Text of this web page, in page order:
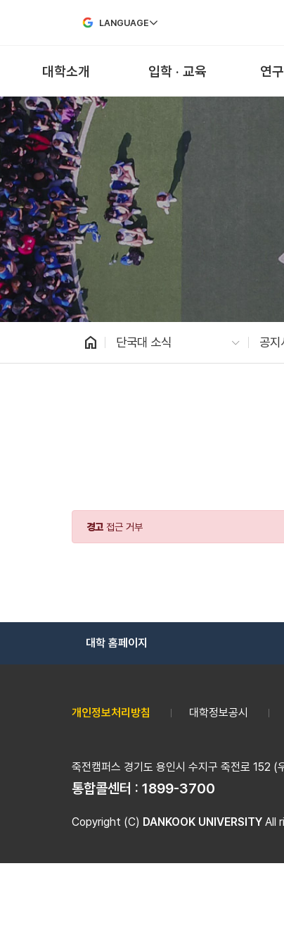
LANGUAGE
대학소개 입학 · 교육 연
home 단국대 소식 공지
경고 접근 거부
대학 홈페이지
개인정보처리방침 대학정보공시
죽전캠퍼스 경기도 용인시 수지구 죽전로 152
통합콜센터 : 1899-3700
Copyright (C) DANKOOK UNIVERSITY All